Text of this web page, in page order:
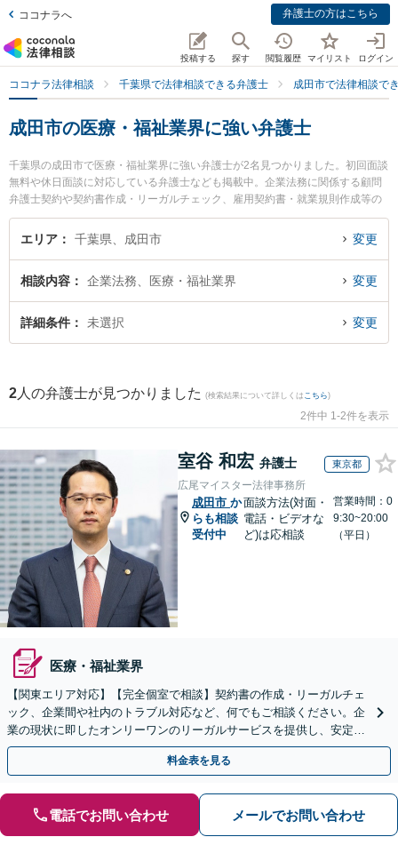
ココナラへ 弁護士の方はこちら
投稿する 探す 閲覧履歴 マイリスト ログイン
ココナラ法律相談 千葉県で法律相談できる弁護士 成田市で法律相談で
成田市の医療・福祉業界に強い弁護士
千葉県の成田市で医療・福祉業界に強い弁護士が2名見つかりました。初回面談
無料や休日面談に対応している弁護士なども掲載中。企業法務に関係する顧問
弁護士契約や契約書作成・リーガルチェック、雇用契約書・就業規則作成等の
細かな分野での絞り込み検索もでき便利です。特にベリーベスト法律事務所 成
田オフィスの森 克浩弁護士や浜田宏法律事務所の浜田 宏弁護士のプロフィール
祉業界のトラブル解決の実績豊富な近くの弁護士を検索したい』『初回相談無
料で医療・福祉業界を法律相談できる成田市内の弁護士に相談予約したい』な
どでお困りの相談者さんにおすすめです。
エリア 千葉県、成田市 変更
相談内容 企業法務、医療・福祉業界 変更
詳細条件 未選択 変更
2 人の弁護士が見つかりました (検索結果について詳しくは こちら)
2件中 1-2件を表示
室谷 和宏 弁護士 東京都
広尾マイスター法律事務所
成田市 か
らも相談
受付中
面談方法(対面・
電話・ビデオな
ど)は応相談
営業時間：0
9:30~20:00
（平日）
医療・福祉業界
【関東エリア対応】【完全個室で相談】契約書の作成・リーガルチェ
ック、企業間や社内のトラブル対応など、何でもご相談ください。企
業の現状に即したオンリーワンのリーガルサービスを提供し、安定し
た経営をサポートいたします。【電話・WEB面談可】
料金表を見る
電話でお問い合わせ メールでお問い合わせ